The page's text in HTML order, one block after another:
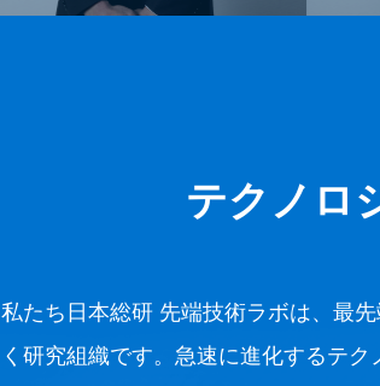
テクノロ
私たち日本総研 先端技術ラボは、最
く研究組織です。急速に進化するテ